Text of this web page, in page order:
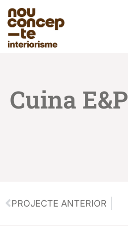
Cuina E&P
PROJECTE ANTERIOR